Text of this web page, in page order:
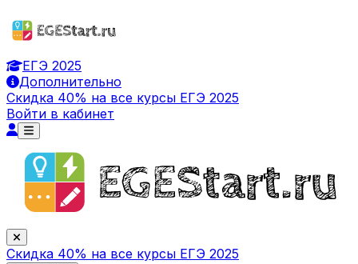
ЕГЭ 2025
Дополнительно
Скидка 40% на все курсы ЕГЭ 2025
Войти в кабинет
Скидка 40% на все курсы ЕГЭ 2025